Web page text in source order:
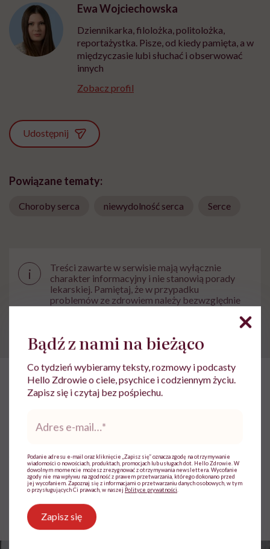
Ewa Wojciechowska
Dziennikarka, filolożka, politolożka,
reportażystka. Pisze, od kiedy pamięta, a w
międzyczasie lubi słuchać i obserwować
innych
Zobacz profil
Udostępnij
Powiązane tematy:
Choroby serca niewydolność serca Serce
i
Treści zawarte w serwisie mają wyłącznie
charakter informacyjny i nie stanowią porady
lekarskiej. Pamiętaj, że w przypadku
problemów ze zdrowiem należy bezwzględnie
HelloZdrowie › Choroby › Badania ›
Stetoskop. Jak niezręczna
sytuacja doprowadziła do
wielkiego odkrycia
Opublikowano:
Bądź z nami na bieżąco
Co tydzień wybieramy teksty, rozmowy i podcasty
Hello Zdrowie o ciele, psychice i codziennym życiu.
Zapisz się i czytaj bez pośpiechu.
mail*
Podanie adresu e-mail oraz kliknięcie „Zapisz się” oznacza zgodę na otrzymywanie
wiadomości o nowościach, produktach, promocjach lub usługach dot. Hello Zdrowie. W
dowolnym momencie możesz zrezygnować z otrzymywania newslettera. Wycofanie
zgody nie ma wpływu na zgodność z prawem przetwarzania, którego dokonano przed
jej wycofaniem. Zapoznaj się z informacjami o przetwarzaniu danych osobowych, w tym
o przysługujących Ci prawach, w naszej Polityce prywatności
Zapisz się